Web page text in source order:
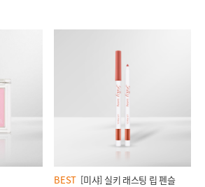
BEST [미샤] 실키 래스팅 립 펜슬